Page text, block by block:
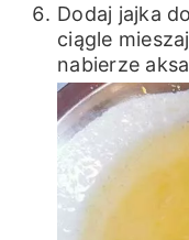
Dodaj jajka
ciągle
nabierze